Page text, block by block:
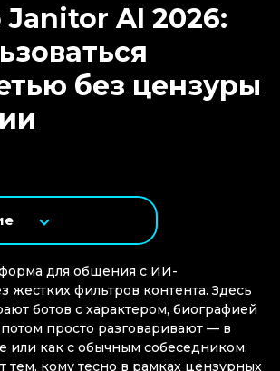
Janitor AI 2026:
без цензуры
для общения с ИИ-
жестких фильтров контента. Здесь
ботов с характером, биографией
просто разговаривают — в
или как с обычным собеседником.
тем, кому тесно в рамках цензурных